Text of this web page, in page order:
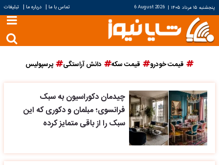
پنجشنبه ۱۵ مرداد ۱۴۰۵ |
6 August 2026 تماس با ما | درباره ما | تبلیغات
قیمت خودرو قیمت سکه دانش آراستگی پرسپولیس
چیدمان دکوراسیون به سبک
فرانسوی؛ مبلمان و دکوری که این
سبک را از باقی متمایز کرده